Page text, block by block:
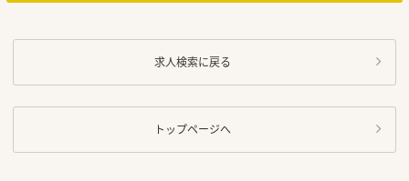
求人検索に戻る
トップページへ